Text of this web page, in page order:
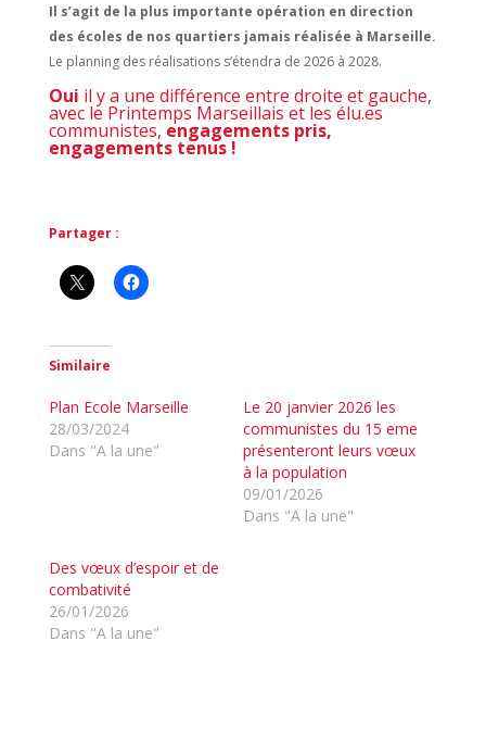
Il s’agit de la plus importante opération en direction
des écoles de nos quartiers jamais réalisée à Marseille.
Le planning des réalisations s’étendra de 2026 à 2028.
Oui il y a une différence entre droite et gauche,
avec le Printemps Marseillais et les élu.es
communistes, engagements pris,
engagements tenus !
Partager :
Similaire
Plan Ecole Marseille
28/03/2024
Dans "A la une"
Le 20 janvier 2026 les
communistes du 15 eme
présenteront leurs vœux
à la population
09/01/2026
Dans "A la une"
Des vœux d’espoir et de
combativité
26/01/2026
Dans "A la une"